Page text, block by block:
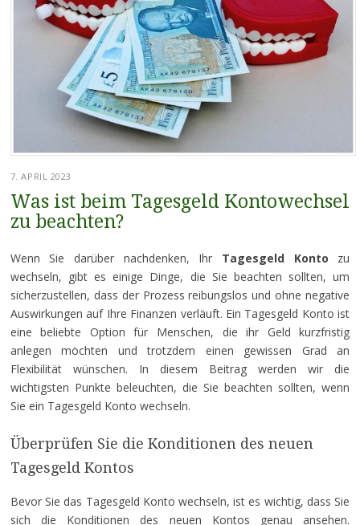
7. APRIL 2023
Was ist beim Tagesgeld Kontowechsel
zu beachten?
Wenn Sie darüber nachdenken, Ihr Tagesgeld Konto zu
wechseln, gibt es einige Dinge, die Sie beachten sollten, um
sicherzustellen, dass der Prozess reibungslos und ohne negative
Auswirkungen auf Ihre Finanzen verläuft. Ein Tagesgeld Konto ist
eine beliebte Option für Menschen, die ihr Geld kurzfristig
anlegen möchten und trotzdem einen gewissen Grad an
Flexibilität wünschen. In diesem Beitrag werden wir die
wichtigsten Punkte beleuchten, die Sie beachten sollten, wenn
Sie ein Tagesgeld Konto wechseln.
Überprüfen Sie die Konditionen des neuen
Tagesgeld Kontos
Bevor Sie das Tagesgeld Konto wechseln, ist es wichtig, dass Sie
sich die Konditionen des neuen Kontos genau ansehen.